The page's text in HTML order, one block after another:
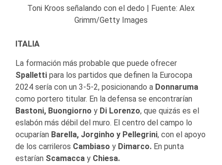
Toni Kroos señalando con el dedo | Fuente: Alex
Grimm/Getty Images
ITALIA
La formación más probable que puede ofrecer
Spalletti para los partidos que definen la Eurocopa
2024 sería con un 3-5-2, posicionando a Donnaruma
como portero titular. En la defensa se encontrarían
Bastoni, Buongiorno y Di Lorenzo, que quizás es el
eslabón más débil del muro. El centro del campo lo
ocuparían Barella, Jorginho y Pellegrini, con el apoyo
de los carrileros Cambiaso y Dimarco. En punta
estarían Scamacca y Chiesa.